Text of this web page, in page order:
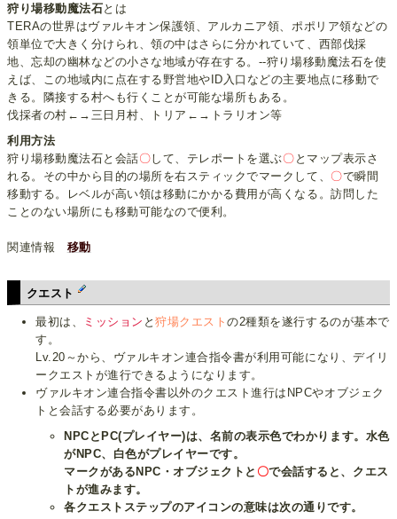
狩り場移動魔法石とは
TERAの世界はヴァルキオン保護領、アルカニア領、ポポリア領などの
領単位で大きく分けられ、領の中はさらに分かれていて、西部伐採
地、忘却の幽林などの小さな地域が存在する。--狩り場移動魔法石を使
えば、この地域内に点在する野営地やID入口などの主要地点に移動で
きる。隣接する村へも行くことが可能な場所もある。
伐採者の村←→三日月村、トリア←→トラリオン等
利用方法
狩り場移動魔法石と会話〇して、テレポートを選ぶ〇 とマップ表示さ
れる。その中から目的の場所を右スティックでマークして、 〇で瞬間
移動する。レベルが高い領は移動にかかる費用が高くなる。訪問した
ことのない場所にも移動可能なので便利。
関連情報 移動
クエスト
最初は、 ミッション と狩場クエストの2種類を遂行するのが基本で
す。
Lv.20～から、ヴァルキオン連合指令書が利用可能になり、デイリ
ークエストが進行できるようになります。
ヴァルキオン連合指令書以外のクエスト進行はNPCやオブジェク
トと会話する必要があります。
NPCとPC(プレイヤー)は、名前の表示色でわかります。水色
がNPC、白色がプレイヤーです。
マークがあるNPC・オブジェクトと 〇で会話すると、クエス
トが進みます。
各クエストステップのアイコンの意味は次の通りです。